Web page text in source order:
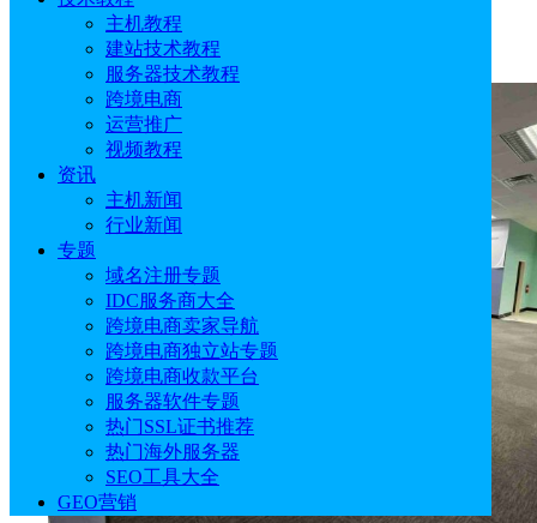
主机教程
建站技术教程
服务器技术教程
跨境电商
运营推广
视频教程
资讯
主机新闻
行业新闻
专题
域名注册专题
IDC服务商大全
跨境电商卖家导航
跨境电商独立站专题
跨境电商收款平台
服务器软件专题
热门SSL证书推荐
热门海外服务器
SEO工具大全
GEO营销
提供安全、可靠和可扩展的托管及
ColoCrossing官网：点击直达